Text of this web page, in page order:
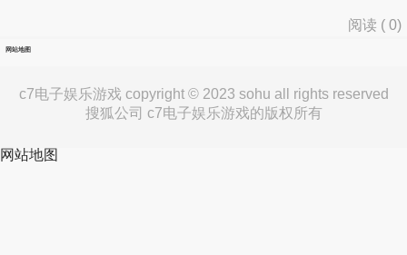
阅读 (0)
网站地图
c7电子娱乐游戏 copyright © 2023 sohu all rights reserved
搜狐公司 c7电子娱乐游戏的版权所有
网站地图